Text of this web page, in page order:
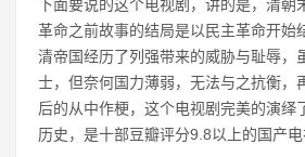
下面要说的这个电视剧，讲的是，清朝
革命之前故事的结局是以民主革命开始
清帝国经历了列强带来的威胁与耻辱，
士，但奈何国力薄弱，无法与之抗衡，
后的从中作梗，这个电视剧完美的演绎
历史，是十部豆瓣评分9.8以上的国产电